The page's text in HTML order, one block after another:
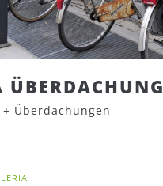
ÜBERDACHUNG
Überdachungen